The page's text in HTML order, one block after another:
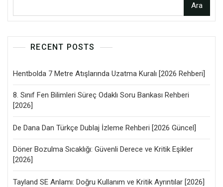
Ara
RECENT POSTS
Hentbolda 7 Metre Atışlarında Uzatma Kuralı [2026 Rehberi]
8. Sınıf Fen Bilimleri Süreç Odaklı Soru Bankası Rehberi
[2026]
De Dana Dan Türkçe Dublaj İzleme Rehberi [2026 Güncel]
Döner Bozulma Sıcaklığı: Güvenli Derece ve Kritik Eşikler
[2026]
Tayland SE Anlamı: Doğru Kullanım ve Kritik Ayrıntılar [2026]